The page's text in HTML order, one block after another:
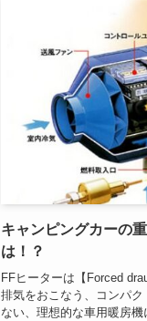
キャンピングカーの
は！？
FFヒーターは【Forced
排気をおこなう、コンパ
ない、理想的な車用暖房